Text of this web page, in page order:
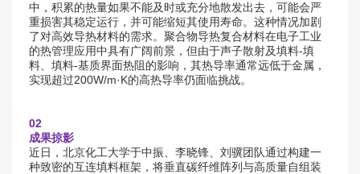
中，积累的热量如果不能及时或充分地散发出去，可能会严
重损害其稳定运行，并可能缩短其使用寿命。这种情况加剧
了对高效导热材料的需求。聚合物导热复合材料在电子工业
的热管理应用中具有广阔前景，但由于声子散射及填料-填
料、填料-基质界面热阻的影响，其热导率通常远低于金属，
实现超过200W/m·K的高热导率仍面临挑战。
02
成果掠影
近日，北京化工大学于中振、李晓锋、刘骥团队通过构建一
种致密的互连填料框架，将垂直碳纤维阵列与高质量自组装